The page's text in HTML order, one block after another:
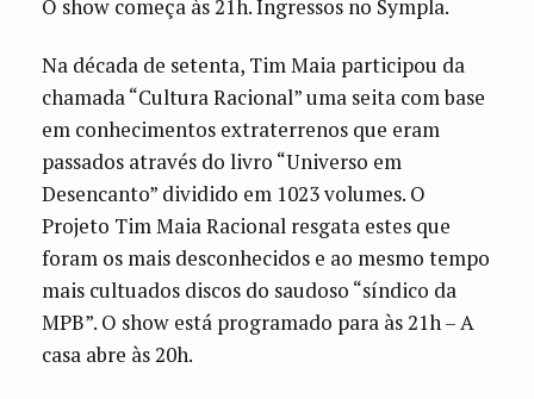
O show começa às 21h. Ingressos no Sympla.
Na década de setenta, Tim Maia participou da
chamada “Cultura Racional” uma seita com base
em conhecimentos extraterrenos que eram
passados através do livro “Universo em
Desencanto” dividido em 1023 volumes. O
Projeto Tim Maia Racional resgata estes que
foram os mais desconhecidos e ao mesmo tempo
mais cultuados discos do saudoso “síndico da
MPB”. O show está programado para às 21h – A
casa abre às 20h.